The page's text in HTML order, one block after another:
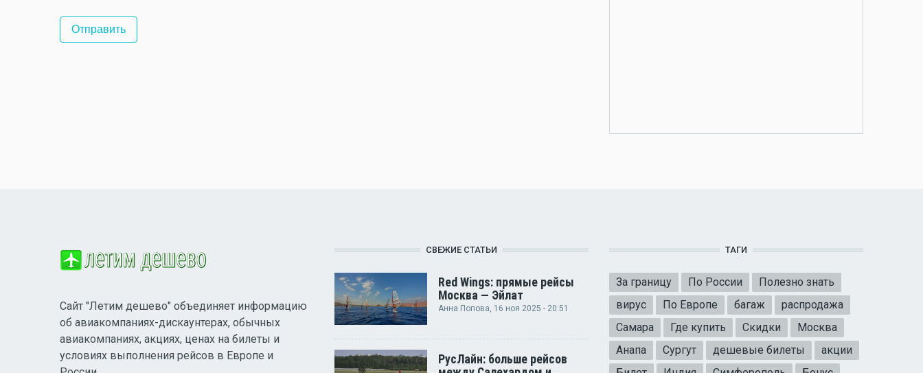
Сайт "Летим дешево" объединяет информацию
об авиакомпаниях-дискаунтерах, обычных
авиакомпаниях, акциях, ценах на билеты и
условиях выполнения рейсов в Европе и
СВЕЖИЕ СТАТЬИ
Red Wings: прямые рейсы
Москва — Эйлат
Анна Попова, 16 ноя 2025 - 20:51
РусЛайн: больше рейсов
ТАГИ
За границу По России
Полезно знать
вирус
По Европе багаж
распродажа
Самара
Где купить Скидки
Москва
Анапа
Сургут дешевые билеты
акции